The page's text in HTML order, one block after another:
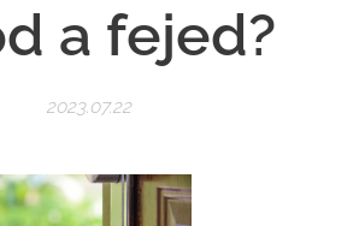
a fejed?
2023.07.22